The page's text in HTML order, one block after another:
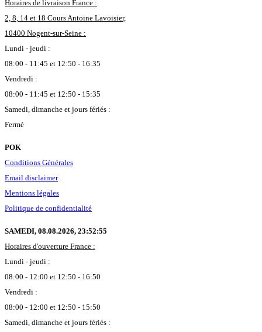
Horaires de livraison France :
2, 8, 14 et 18 Cours Antoine Lavoisier,
10400 Nogent-sur-Seine :
Lundi - jeudi :
08:00 - 11:45 et 12:50 - 16:35
Vendredi :
08:00 - 11:45 et 12:50 - 15:35
Samedi, dimanche et jours fériés :
Fermé
POK
Conditions Générales
Email disclaimer
Mentions légales
Politique de confidentialité
SAMEDI, 08.08.2026, 23:52:55
Horaires d'ouverture France :
Lundi - jeudi :
08:00 - 12:00 et 12:50 - 16:50
Vendredi :
08:00 - 12:00 et 12:50 - 15:50
Samedi, dimanche et jours fériés :